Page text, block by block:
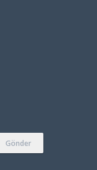
Gönder